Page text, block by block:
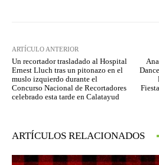
ARTÍCULO ANTERIOR
Un recortador trasladado al Hospital
Ernest Lluch tras un pitonazo en el
muslo izquierdo durante el
Concurso Nacional de Recortadores
celebrado esta tarde en Calatayud
ARTÍCULOS RELACIONADOS